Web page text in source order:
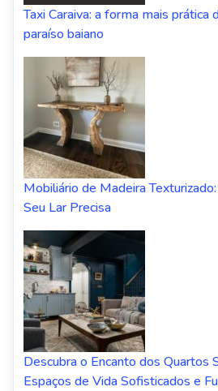
Taxi Caraiva: a forma mais prática
paraíso baiano
Mobiliário de Madeira
Seu Lar Precisa
Descubra o Encanto dos Quartos
Espaços de Vida Sofisticados e